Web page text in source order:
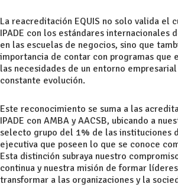
La reacreditación EQUIS no solo valida el
IPADE con los estándares internacionales
en las escuelas de negocios, sino que
importancia de contar con programas que
las necesidades de un entorno
constante evolución.
Este reconocimiento se suma a las
IPADE con AMBA y AACSB, ubicando a
selecto grupo del 1% de las instituciones
ejecutiva que poseen lo que se conoce
Esta distinción subraya nuestro
continua y nuestra misión de formar
transformar a las organizaciones y la